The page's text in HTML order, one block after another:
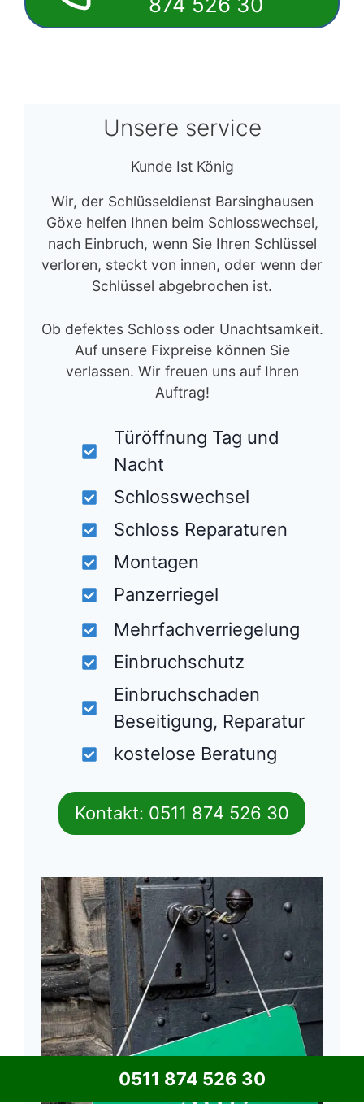
Unsere service
Kunde Ist König
Wir, der Schlüsseldienst Barsinghausen
Göxe helfen Ihnen beim Schlosswechsel,
nach Einbruch, wenn Sie Ihren Schlüssel
verloren, steckt von innen, oder wenn der
Schlüssel abgebrochen ist.
Ob defektes Schloss oder Unachtsamkeit.
Auf unsere Fixpreise können Sie
verlassen. Wir freuen uns auf Ihren
Auftrag!
Türöffnung Tag und
Nacht
Schlosswechsel
Schloss Reparaturen
Montagen
Panzerriegel
Mehrfachverriegelung
Einbruchschutz
Einbruchschaden
Beseitigung, Reparatur
kostelose Beratung
Kontakt: 0511 874 526 30
0511 874 526 30